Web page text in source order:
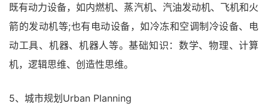
既有动力设备，如内燃机、蒸汽机、汽油发动机、飞机和火
箭的发动机等;也有电动设备，如冷冻和空调制冷设备、电
动工具、机器、机器人等。基础知识：数学、物理、计算
机，逻辑思维、创造性思维。
5、城市规划Urban Planning